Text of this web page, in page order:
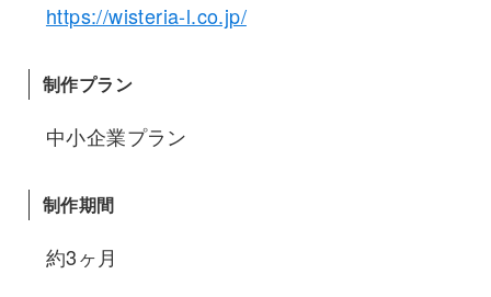
https://wisteria-l.co.jp/
制作プラン
中小企業プラン
制作期間
約3ヶ月